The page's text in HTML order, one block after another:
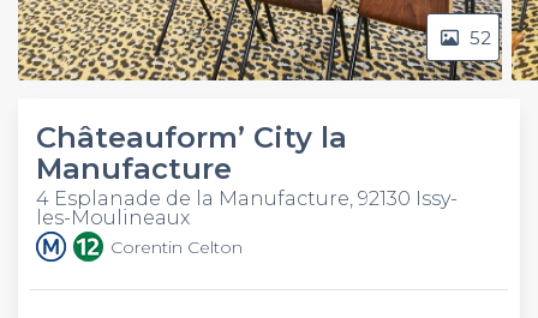
52
Châteauform’ City la
Manufacture
4 Esplanade de la Manufacture, 92130 Issy-
les-Moulineaux
Corentin Celton